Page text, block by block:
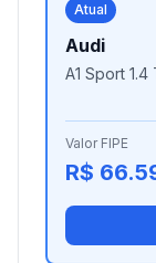
Atual
Audi
A1 Sport
Valor FIPE
R$